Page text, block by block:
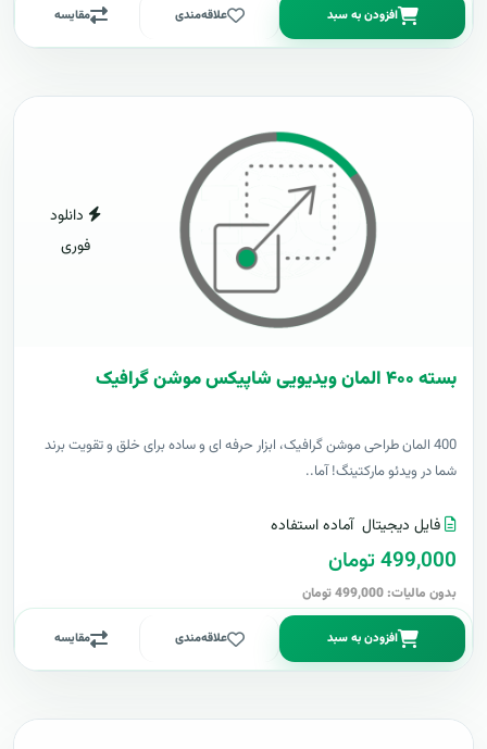
افزودن به سبد علاقه‌مندی مقایسه
دانلود
فوری
بسته ۴۰۰ المان ویدیویی شاپیکس موشن گرافیک
400 المان طراحی موشن گرافیک، ابزار حرفه ای و ساده برای خلق و تقویت برند
شما در ویدئو مارکتینگ! آما..
فایل دیجیتال آماده استفاده
499,000 تومان
بدون مالیات: 499,000 تومان
افزودن به سبد علاقه‌مندی مقایسه